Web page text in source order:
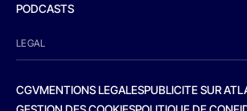
PODCASTS
LEGAL
CGVMENTIONS LEGALESPUBLICITE SUR